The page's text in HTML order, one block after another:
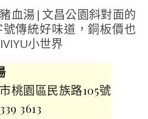
桃園區民族路105號
3613